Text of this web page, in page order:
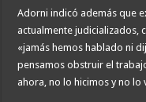
Adorni indicó además que
actualmente judicializados,
«jamás hemos hablado ni
pensamos obstruir el
ahora, no lo hicimos y no lo